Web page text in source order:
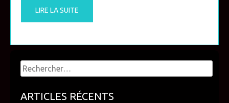
LIRE LA SUITE
Rechercher :
ARTICLES RÉCENTS